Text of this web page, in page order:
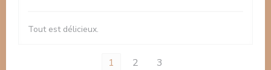
Tout est délicieux.
1 2 3